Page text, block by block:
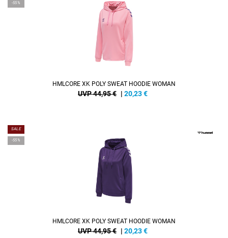
-55%
HMLCORE XK POLY SWEAT HOODIE WOMAN
UVP 44,95 € | 20,23€
SALE
-55%
HMLCORE XK POLY SWEAT HOODIE WOMAN
UVP 44,95 € | 20,23€